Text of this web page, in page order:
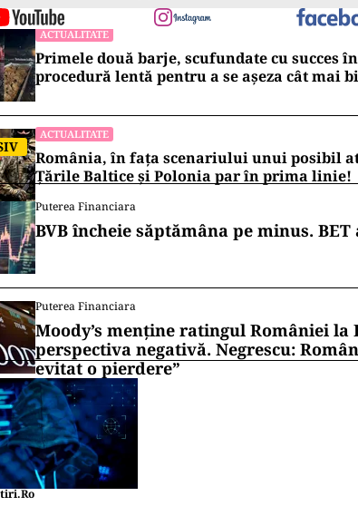
ACTUALITATE
Primele două barje, scufundate cu succes
procedură lentă pentru a se așeza cât mai
ACTUALITATE
România, în fața scenariului unui posibil
Țările Baltice și Polonia par în prima linie!
Puterea Financiara
BVB încheie săptămâna pe minus. BET
Puterea Financiara
Moody’s menține ratingul României la
perspectiva negativă. Negrescu:
evitat o pierdere”